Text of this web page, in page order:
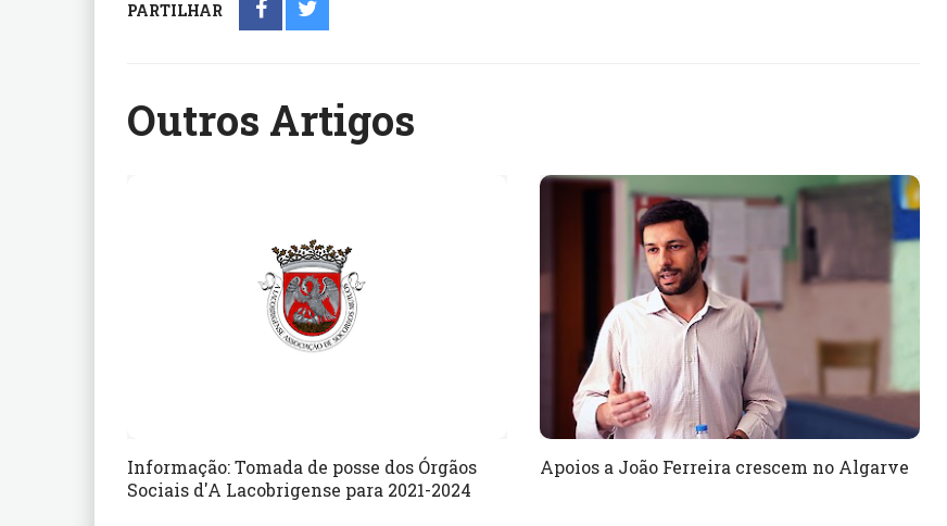
PARTILHAR
Outros Artigos
Informação: Tomada de posse dos Órgãos
Sociais d'A Lacobrigense para 2021-2024
Apoios a João Ferreira crescem no Algarve